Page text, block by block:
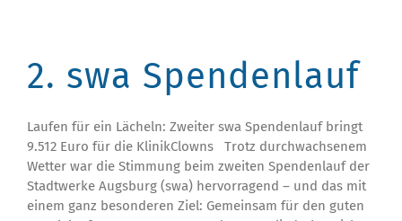
2. swa Spendenlauf
Laufen für ein Lächeln: Zweiter swa Spendenlauf bringt
9.512 Euro für die KlinikClowns Trotz durchwachsenem
Wetter war die Stimmung beim zweiten Spendenlauf der
Stadtwerke Augsburg (swa) hervorragend – und das mit
einem ganz besonderen Ziel: Gemeinsam für den guten